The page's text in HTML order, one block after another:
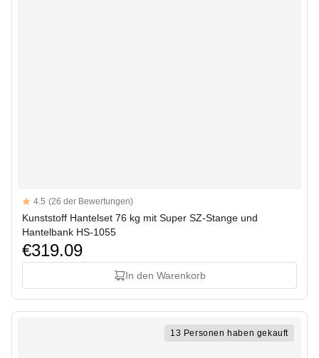
Reviews
4.5 out of 5 stars
4.5 (26 der Bewertungen)
Kunststoff Hantelset 76 kg mit Super SZ-Stange und
Hantelbank HS-1055
€319.09
In den Warenkorb
13 Personen haben gekauft